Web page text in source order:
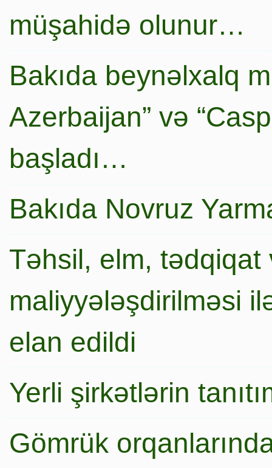
müşahidə olunur…
Bakıda beynəlxalq
Azerbaijan” və
başladı…
Bakıda Novruz
Təhsil, elm,
maliyyələşdirilməsi
elan edildi
Yerli şirkətlərin
Gömrük